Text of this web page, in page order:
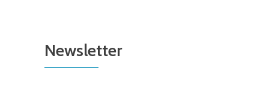
Newsletter